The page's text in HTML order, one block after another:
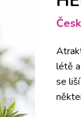
létě
se